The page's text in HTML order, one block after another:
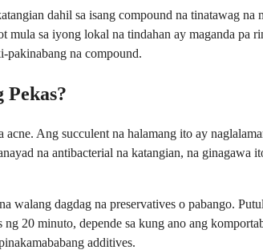
dahil sa isang compound na tinatawag
sa iyong lokal na tindahan ay maganda pa
pakinabang na compound.
Pekas?
Ang succulent na halamang ito ay
na antibacterial na katangian, na ginagawa
dagdag na preservatives o pabango.
20 minuto, depende sa kung ano ang
additives.